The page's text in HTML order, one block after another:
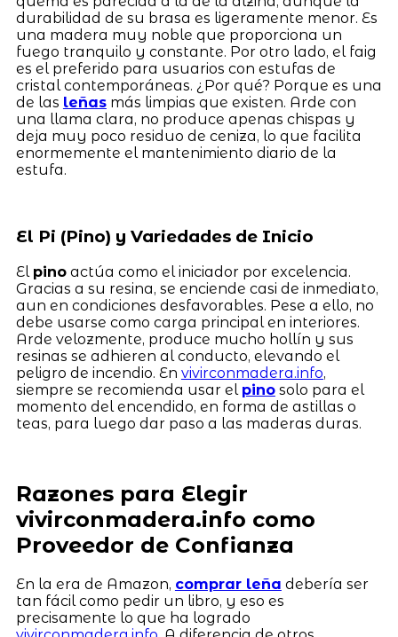
durabilidad de su brasa es ligeramente menor. Es
una madera muy noble que proporciona un
fuego tranquilo y constante. Por otro lado, el faig
es el preferido para usuarios con estufas de
cristal contemporáneas. ¿Por qué? Porque es una
de las leñasmás limpias que existen. Arde con
una llama clara, no produce apenas chispas y
deja muy poco residuo de ceniza, lo que facilita
enormemente el mantenimiento diario de la
estufa.
El Pi (Pino) y Variedades de Inicio
El pinoactúa como el iniciador por excelencia.
Gracias a su resina, se enciende casi de inmediato,
aun en condiciones desfavorables. Pese a ello, no
debe usarse como carga principal en interiores.
Arde velozmente, produce mucho hollín y sus
resinas se adhieren al conducto, elevando el
peligro de incendio. En vivirconmadera.info,
siempre se recomienda usar el pinosolo para el
momento del encendido, en forma de astillas o
teas, para luego dar paso a las maderas duras.
Razones para Elegir
vivirconmadera.info como
Proveedor de Confianza
En la era de Amazon, comprar leña debería ser
tan fácil como pedir un libro, y eso es
precisamente lo que ha logrado